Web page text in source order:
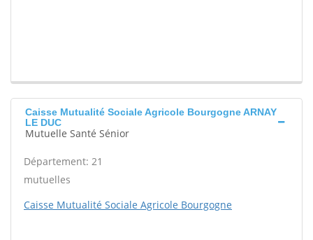
Caisse Mutualité Sociale Agricole Bourgogne ARNAY
LE DUC
Mutuelle Santé Sénior
Département: 21
mutuelles
Caisse Mutualité Sociale Agricole Bourgogne